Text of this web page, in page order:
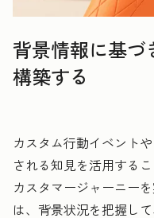
背景情報に基づ
構築する
カスタム行動イベント
される知見を活用する
カスタマージャーニー
は、背景状況を把握し